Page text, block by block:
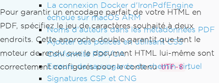
La connexion Docker d'IronPdfEngine
échoue sur macOS ARM
Noms d'auteurs dans les métadonnées PDF
Ajouter des polices en utilisant CSS
Conformité PDF/UA
Erreurs de sauvegarde de chemin virtuel
Signatures CSP et CNG
Pour garantir un encodage parfait de votre HTML en
PDF, spécifiez le jeu de caractères souhaité à deux
endroits. Cette approche double garantit que tant le
moteur de rendu que le document HTML lui-même sont
correctement configurés pour le contenu UTF-8 :